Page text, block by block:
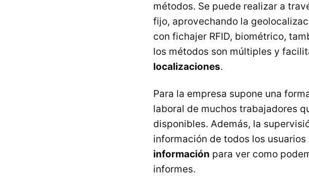
métodos. Se puede realizar a
fijo, aprovechando la
con fichajer RFID, biométrico,
los métodos son múltiples y
localizaciones.
Para la empresa supone una
laboral de muchos trabajadores
disponibles. Además, la
información de todos los
información para ver como
informes.